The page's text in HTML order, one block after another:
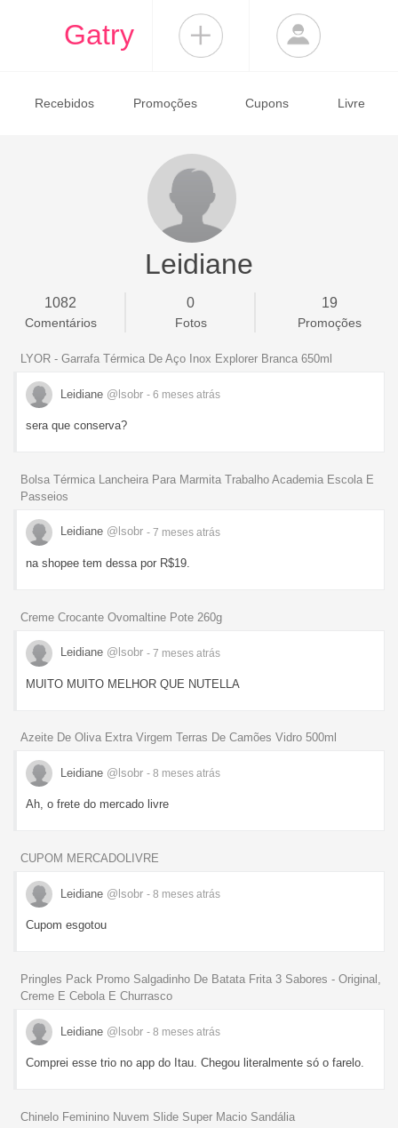
Gatry
Recebidos Promoções Cupons Livre
Leidiane
1082
Comentários
0
Fotos
19
Promoções
LYOR - Garrafa Térmica De Aço Inox Explorer Branca 650ml
Leidiane @lsobr - 6 meses atrás
sera que conserva?
Bolsa Térmica Lancheira Para Marmita Trabalho Academia Escola E
Passeios
Leidiane @lsobr - 7 meses atrás
na shopee tem dessa por R$19.
Creme Crocante Ovomaltine Pote 260g
Leidiane @lsobr - 7 meses atrás
MUITO MUITO MELHOR QUE NUTELLA
Azeite De Oliva Extra Virgem Terras De Camões Vidro 500ml
Leidiane @lsobr - 8 meses atrás
Ah, o frete do mercado livre
CUPOM MERCADOLIVRE
Leidiane @lsobr - 8 meses atrás
Cupom esgotou
Pringles Pack Promo Salgadinho De Batata Frita 3 Sabores - Original,
Creme E Cebola E Churrasco
Leidiane @lsobr - 8 meses atrás
Comprei esse trio no app do Itau. Chegou literalmente só o farelo.
Chinelo Feminino Nuvem Slide Super Macio Sandália